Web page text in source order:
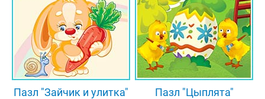
Пазл "Зайчик и улитка" Пазл "Цыплята"